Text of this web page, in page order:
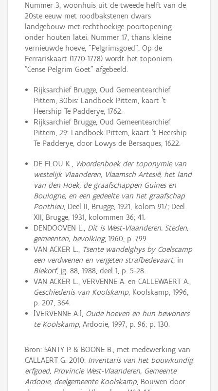
Nummer 3, woonhuis uit de tweede helft van de
20ste eeuw met roodbakstenen dwars
landgebouw met rechthoekige poortopening
onder houten latei. Nummer 17, thans kleine
vernieuwde hoeve, "Pelgrimsgoed". Op de
Ferrariskaart (1770-1778) wordt het toponiem
"Cense Pelgrim Goet" afgebeeld.
Rijksarchief Brugge, Oud Gemeentearchief
Pittem, 30bis: Landboek Pittem, kaart 't
Heership Te Padderye, 1762.
Rijksarchief Brugge, Oud Gemeentearchief
Pittem, 29: Landboek Pittem, kaart 't Heership
Te Padderye, door Lowys de Bersaques, 1622.
DE FLOU K., Woordenboek der toponymie van
westelijk Vlaanderen, Vlaamsch Artesië, het land
van den Hoek, de graafschappen Guines en
Boulogne, en een gedeelte van het graafschap
Ponthieu, Deel II, Brugge, 1921, kolom 917; Deel
XII, Brugge, 1931, kolommen 36; 41.
DENDOOVEN L., Dit is West-Vlaanderen. Steden,
gemeenten, bevolking, 1960, p. 799.
VAN ACKER L., Tsente wandelghys by Coelscamp
een verdwenen en vergeten strafbedevaart, in
Biekorf, jg. 88, 1988, deel 1, p. 5-28.
VAN ACKER L., VERVENNE A. en CALLEWAERT A.,
Geschiedenis van Koolskamp, Koolskamp, 1996,
p. 207, 364.
[VERVENNE A.], Oude hoeven en hun bewoners
te Koolskamp, Ardooie, 1997, p. 96; p. 130.
Bron: SANTY P. & BOONE B., met medewerking van
CALLAERT G. 2010: Inventaris van het bouwkundig
erfgoed, Provincie West-Vlaanderen, Gemeente
Ardooie, deelgemeente Koolskamp, Bouwen door